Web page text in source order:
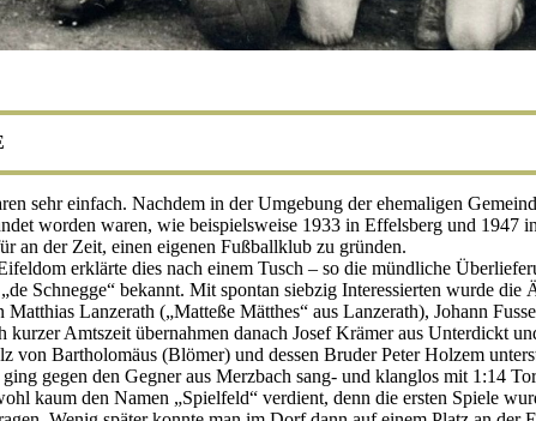
sehr einfach. Nachdem in der Umgebung der ehemaligen
worden waren, wie beispielsweise 1933 in Effelsberg und 1947
an der Zeit, einen eigenen Fußballklub zu gründen.
erklärte dies nach einem Tusch – so die mündliche
Schnegge“ bekannt. Mit spontan siebzig Interessierten wurde die
Matthias Lanzerath („Matteße Mätthes“ aus Lanzerath), Johann
kurzer Amtszeit übernahmen danach Josef Krämer aus Unterdickt
von Bartholomäus (Blömer) und dessen Bruder Peter Holzem
gegen den Gegner aus Merzbach sang- und klanglos mit 1:14
kaum den Namen „Spielfeld“ verdient, denn die ersten Spiele